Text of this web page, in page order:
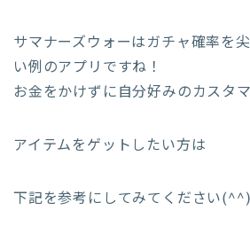
サマナーズウォーはガチャ確率を
い例のアプリですね！
お金をかけずに自分好みのカスタ
アイテムをゲットしたい方は
下記を参考にしてみてください(^^)